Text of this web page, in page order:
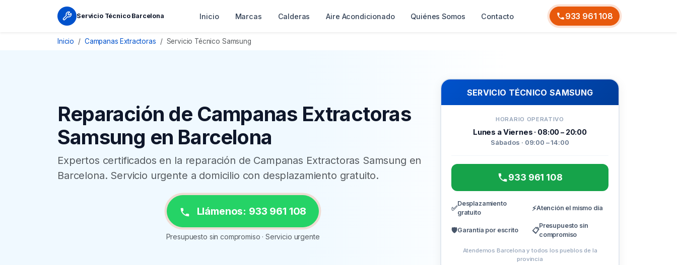
Servicio Técnico Barcelona Inicio Marcas Calderas Aire Acondicionado Quiénes Somos Contacto 933 961 108
Inicio Campanas Extractoras Servicio Técnico Samsung
Reparación de Campanas Extractoras
Samsung en Barcelona
Expertos certificados en la reparación de Campanas Extractoras Samsung en
Barcelona. Servicio urgente a domicilio con desplazamiento gratuito.
Llámenos: 933 961 108
Presupuesto sin compromiso · Servicio urgente
SERVICIO TÉCNICO SAMSUNG
HORARIO OPERATIVO
Lunes a Viernes · 08:00 – 20:00
Sábados · 09:00 – 14:00
933 961 108
✅
Desplazamiento
gratuito
⚡Atención el mismo día
🛡️Garantía por escrito 📋
Presupuesto sin
compromiso
Atendemos Barcelona y todos los pueblos de la
provincia